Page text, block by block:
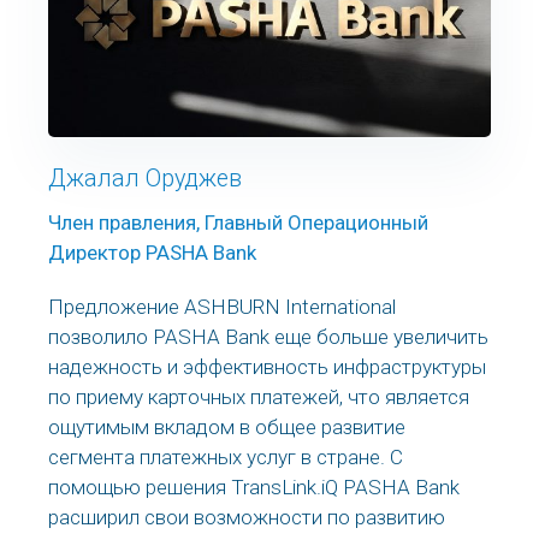
Джалал Оруджев
Член правления, Главный Операционный
Директор PASHA Bank
Предложение ASHBURN International
позволило PASHA Bank еще больше увеличить
надежность и эффективность инфраструктуры
по приему карточных платежей, что является
ощутимым вкладом в общее развитие
сегмента платежных услуг в стране. С
помощью решения TransLink.iQ PASHA Bank
расширил свои возможности по развитию